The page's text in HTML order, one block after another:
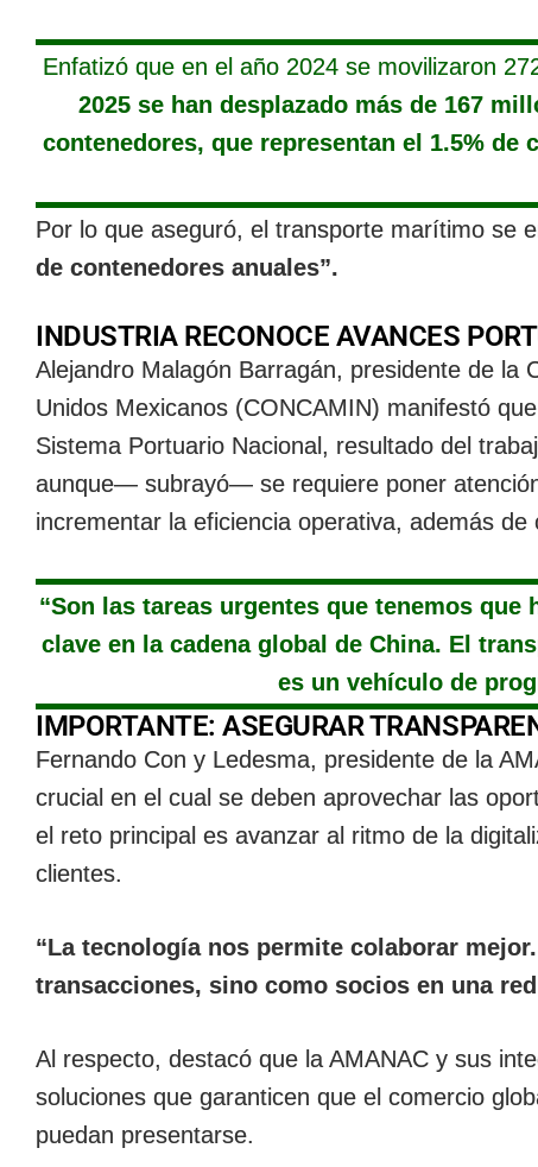
Enfatizó que en el año 2024 se movilizaron
2025 se han desplazado más de 167
contenedores, que representan el 1.5%
Por lo que aseguró, el transporte marítimo se
de contenedores anuales”.
INDUSTRIA RECONOCE AVANCES
Alejandro Malagón Barragán, presidente de la
Unidos Mexicanos (CONCAMIN) manifestó
Sistema Portuario Nacional, resultado del
aunque― subrayó― se requiere poner
incrementar la eficiencia operativa, además
“Son las tareas urgentes que tenemos
clave en la cadena global de China. El
es un vehículo de
IMPORTANTE: ASEGURAR
Fernando Con y Ledesma, presidente de la
crucial en el cual se deben aprovechar las
el reto principal es avanzar al ritmo de la
clientes.
“La tecnología nos permite colaborar
transacciones, sino como socios en una
Al respecto, destacó que la AMANAC y sus
soluciones que garanticen que el comercio
puedan presentarse.